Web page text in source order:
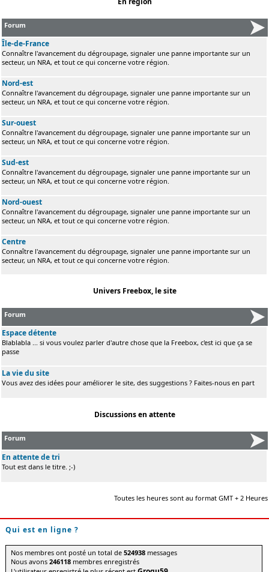
Forum
Île-de-France
Connaître l'avancement du dégroupage, signaler une panne importante sur un
secteur, un NRA, et tout ce qui concerne votre région.
Nord-est
Connaître l'avancement du dégroupage, signaler une panne importante sur un
secteur, un NRA, et tout ce qui concerne votre région.
Sur-ouest
Connaître l'avancement du dégroupage, signaler une panne importante sur un
secteur, un NRA, et tout ce qui concerne votre région.
Sud-est
Connaître l'avancement du dégroupage, signaler une panne importante sur un
secteur, un NRA, et tout ce qui concerne votre région.
Nord-ouest
Connaître l'avancement du dégroupage, signaler une panne importante sur un
secteur, un NRA, et tout ce qui concerne votre région.
Centre
Connaître l'avancement du dégroupage, signaler une panne importante sur un
secteur, un NRA, et tout ce qui concerne votre région.
Univers Freebox, le site
Forum
Espace détente
Blablabla ... si vous voulez parler d'autre chose que la Freebox, c'est ici que ça se
passe
La vie du site
Vous avez des idées pour améliorer le site, des suggestions ? Faites-nous en part
Discussions en attente
Forum
En attente de tri
Tout est dans le titre. ;-)
Toutes les heures sont au format GMT + 2 Heures
Qui est en ligne ?
Nos membres ont posté un total de524938 messages
Nous avons246118 membres enregistrés